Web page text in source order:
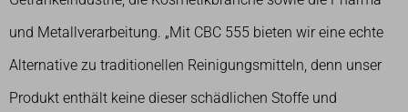
und Metallverarbeitung. „Mit CBC 555 bieten wir eine echte
Alternative zu traditionellen Reinigungsmitteln, denn unser
Produkt enthält keine dieser schädlichen Stoffe und